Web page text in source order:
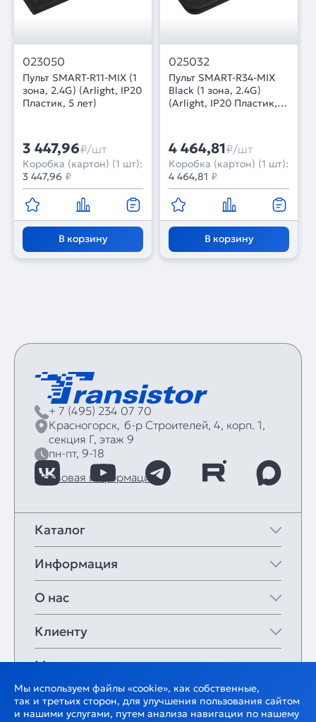
023050
Пульт SMART-R11-MIX (1
зона, 2.4G) (Arlight, IP20
Пластик, 5 лет)
3 447,96₽/шт
Коробка (картон) (1 шт):
3 447,96 ₽
В корзину
025032
Пульт SMART-R34-MIX
Black (1 зона, 2.4G)
(Arlight, IP20 Пластик, 5
4 464,81₽/шт
Коробка (картон) (1 шт):
4 464,81 ₽
В корзину
+ 7 (495) 234 07 70
Красногорск, б‑р Строителей, 4, корп. 1,
секция Г, этаж 9
пн-пт, 9-18
Правовая информация
Каталог
Информация
О нас
Клиенту
Мои закладки
Мы используем файлы «cookie», как собственные,
так и третьих сторон, для улучшения пользования сайтом
и нашими услугами, путем анализа навигации по нашему